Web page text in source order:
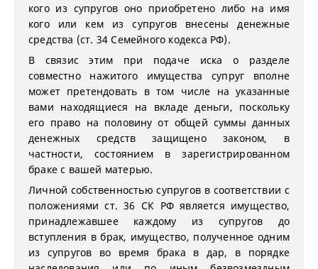
кого из супругов оно приобретено либо на имя
кого или кем из супругов внесены денежные
средства (ст. 34 Семейного кодекса РФ).
В связис этим при подаче иска о разделе
совместно нажитого имущества супруг вполне
может претендовать в том числе на указанные
вами находящиеся на вкладе деньги, поскольку
его право на половину от общей суммы данных
денежных средств защищено законом, в
частности, состоянием в зарегистрированном
браке с вашей матерью.
Личной собственностью супругов в соответствии с
положениями ст. 36 СК РФ является имущество,
принадлежавшее каждому из супругов до
вступления в брак, имущество, полученное одним
из супругов во время брака в дар, в порядке